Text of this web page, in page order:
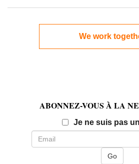
We work
ABONNEZ-VOUS À LA
Je ne suis pas